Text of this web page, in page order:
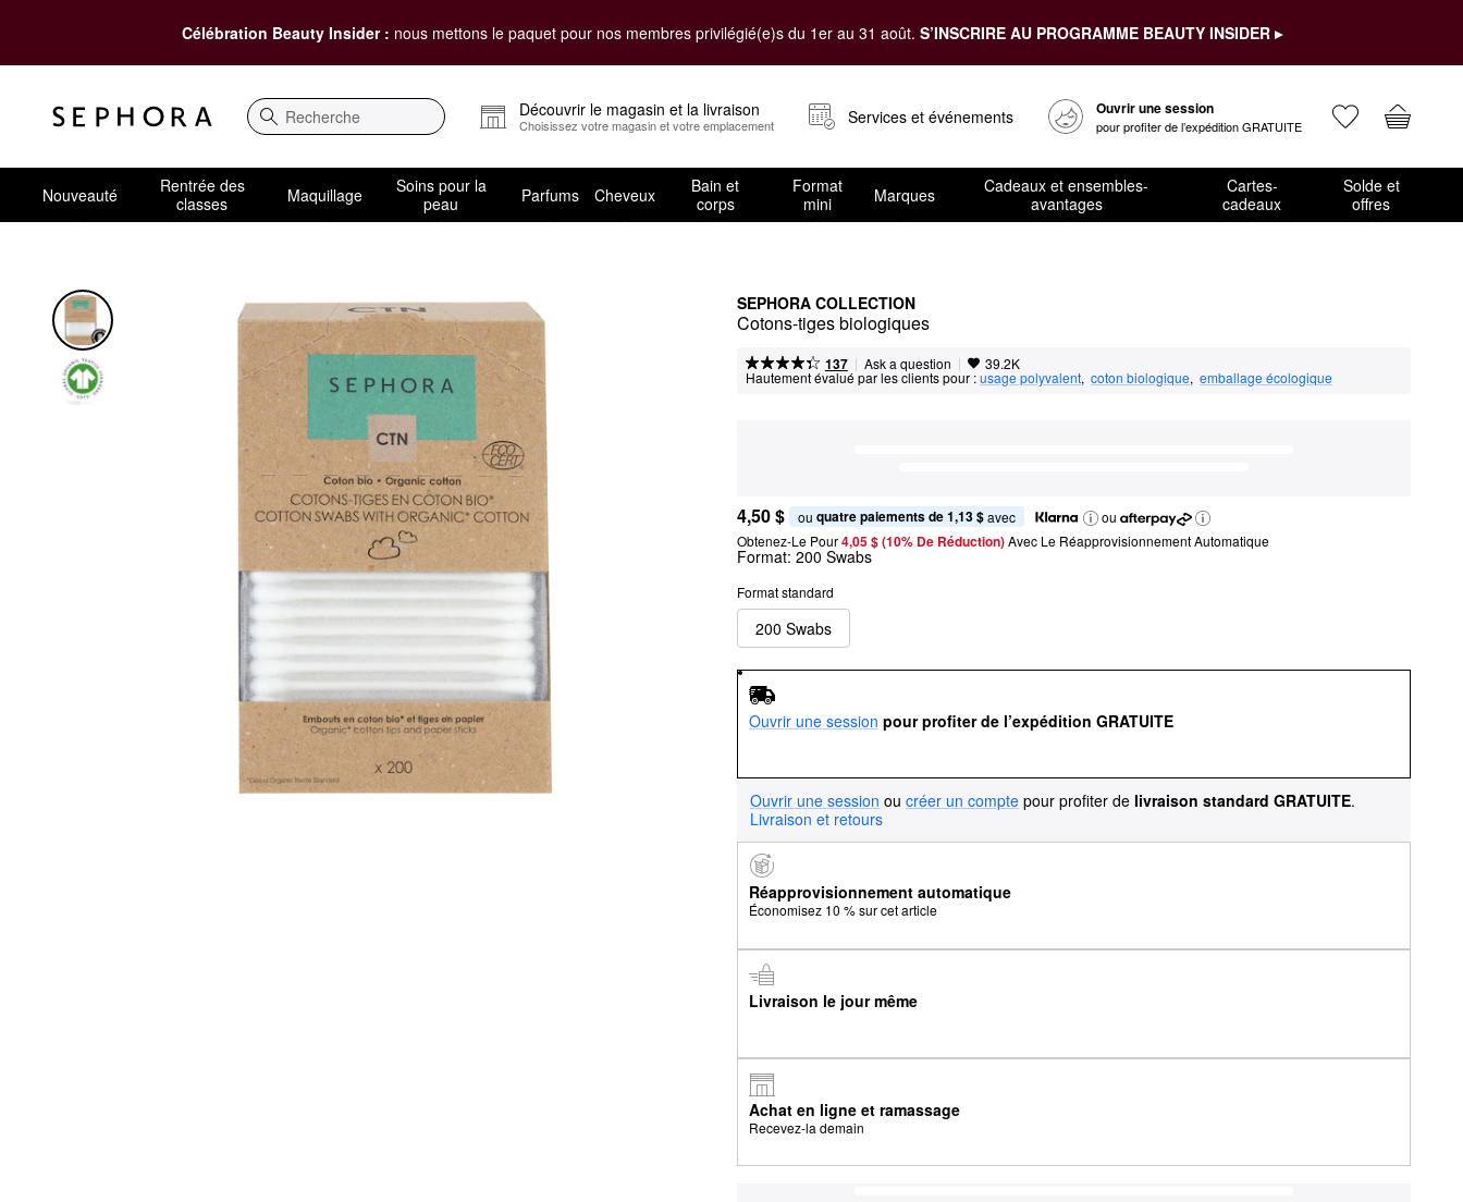
Célébration Beauty Insider : nous mettons le paquet pour nos membres privilégié(e)s du 1er au 31 août. S’INSCRIRE AU PROGRAMME BEAUTY INSIDER ▸
Recherche
Découvrir le magasin et la livraison
Choisissez votre magasin et votre emplacement Services et événements Ouvrir une session
pour profiter de l’expédition GRATUITE
Nouveauté
Rentrée des
classes
Maquillage
Soins pour la
peau
Parfums Cheveux
Bain et
corps
Format
mini
Marques
Cadeaux et ensembles-
avantages
Cartes-
cadeaux
Solde et
offres
SEPHORA COLLECTION
Cotons-tiges biologiques
137 | Ask a question | 39.2K
Hautement évalué par les clients pour :usage polyvalent, coton biologique, emballage écologique
4,50 $ ou quatre paiements de 1,13 $ avec
ou
Obtenez-Le Pour4,05 $ (10% De Réduction) Avec Le Réapprovisionnement Automatique
Format: 200 Swabs
Format standard
200 Swabs
Ouvrir une session pour profiter de l’expédition GRATUITE
Ouvrir une session ou créer un compte pour profiter de livraison standard GRATUITE.
Livraison et retours
Réapprovisionnement automatique
Économisez 10 % sur cet article
Livraison le jour même
Achat en ligne et ramassage
Recevez-la demain